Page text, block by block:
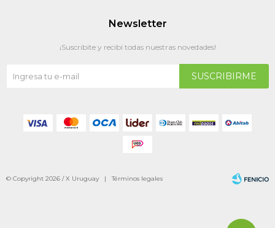
Newsletter
¡Suscribite y recibí todas nuestras novedades!
SUSCRIBIRME
© Copyright 2026 / X Uruguay |Términos legales